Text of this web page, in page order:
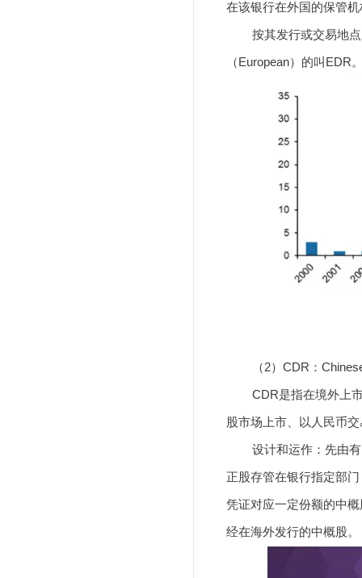
在该银行在外国的保管
按其发行或交易地点
（European）的叫EDR
（2）CDR：Chinese
CDR是指在境外上市
股市场上市、以人民币
设计和运作：先由有
正股存管在银行指定部
凭证对应一定份额的中
经在海外发行的中概股。